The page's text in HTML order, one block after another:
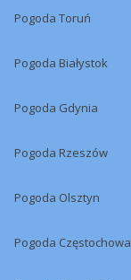
Pogoda Toruń
Pogoda Białystok
Pogoda Gdynia
Pogoda Rzeszów
Pogoda Olsztyn
Pogoda Częstochowa